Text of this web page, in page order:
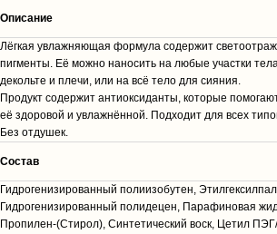
Описание
Лёгкая увлажняющая формула содержит
пигменты. Её можно наносить на любые участки
декольте и плечи, или на всё тело для сияния.
Продукт содержит антиоксиданты, которые
её здоровой и увлажнённой. Подходит для всех
Без отдушек.
Cостав
Гидрогенизированный полиизобутен,
Гидрогенизированный полидецен, Парафиновая
Пропилен-(Стирол), Синтетический воск, Цетил